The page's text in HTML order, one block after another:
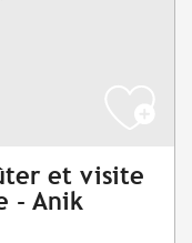
et visite
- Anik